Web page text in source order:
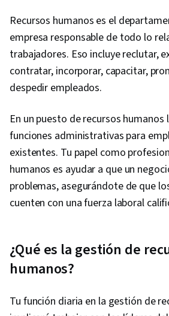
Recursos humanos es el
empresa responsable de todo lo
trabajadores. Eso incluye reclutar,
contratar, incorporar, capacitar,
despedir empleados.
En un puesto de recursos humanos
funciones administrativas para
existentes. Tu papel como
humanos es ayudar a que un
problemas, asegurándote de que
cuenten con una fuerza laboral
¿Qué es la gestión de
humanos?
Tu función diaria en la gestión de